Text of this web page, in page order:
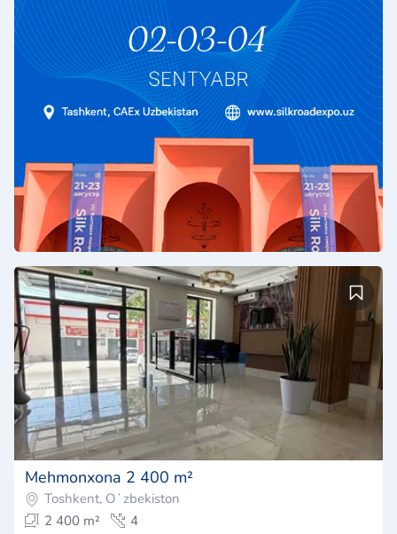
Mehmonxona 2 400 m²
Toshkent, Oʻzbekiston
2 400 m²
4